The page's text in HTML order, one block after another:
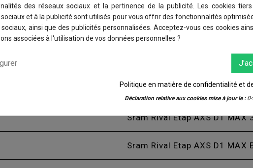
WRC Carbono
WRC Alloy JD-ST230A
Force Etap AXS D1 F900/
Sram Rival
Sram Rival Etap AXS D1 MAX
Sram Rival Etap AXS D1 MAX
des réseaux sociaux et la pertinence de la publicité. Les cookies
et à la publicité sont utilisés pour vous offrir des fonctionnalités
ainsi que des publicités personnalisées. Acceptez-vous ces cookies
associées à l'utilisation de vos données personnelles ?
Politique en matière de confidentialité et
Déclaration relative aux cookies mise à jour le :